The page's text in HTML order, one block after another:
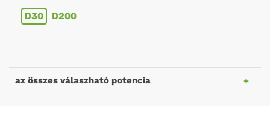
D30 D200
az összes válaszható potencia